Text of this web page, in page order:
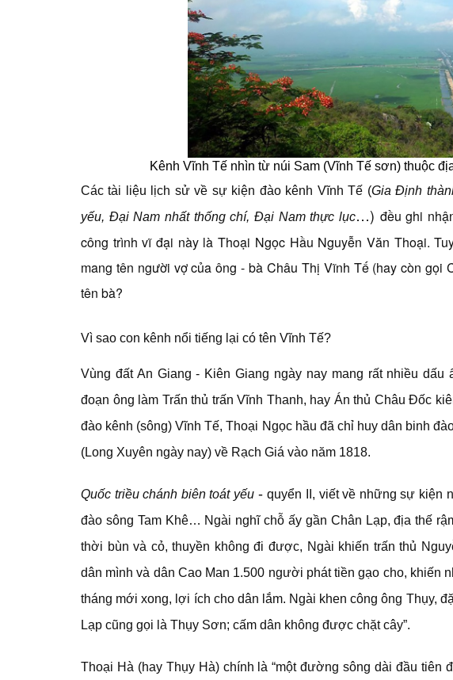
Kênh Vĩnh Tế nhìn từ núi Sam (Vĩnh Tế sơn) thuộc
Các tài liệu lịch sử về sự kiện đào kênh Vĩnh Tế (Gia Định
yếu, Đại Nam nhất thống chí, Đại Nam thực lục…) đều ghi
công trình vĩ đại này là Thoại Ngọc Hầu Nguyễn Văn Thoại.
mang tên người vợ của ông - bà Châu Thị Vĩnh Tế (hay còn gọi
tên bà?
Vì sao con kênh nổi tiếng lại có tên Vĩnh Tế?
Vùng đất An Giang - Kiên Giang ngày nay mang rất nhiều dấu
đoạn ông làm Trấn thủ trấn Vĩnh Thanh, hay Án thủ Châu Đốc
đào kênh (sông) Vĩnh Tế, Thoại Ngọc hầu đã chỉ huy dân binh
(Long Xuyên ngày nay) về Rạch Giá vào năm 1818.
Quốc triều chánh biên toát yếu -quyển II, viết về những sự kiện
đào sông Tam Khê… Ngài nghĩ chỗ ấy gần Chân Lạp, địa thế
thời bùn và cỏ, thuyền không đi được, Ngài khiến trấn thủ
dân mình và dân Cao Man 1.500 người phát tiền gạo cho, khiến
tháng mới xong, lợi ích cho dân lắm. Ngài khen công ông Thụy,
Lạp cũng gọi là Thụy Sơn; cấm dân không được chặt cây”.
Thoại Hà (hay Thụy Hà) chính là “một đường sông dài đầu tiên